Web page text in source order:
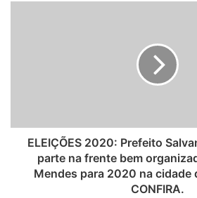
ELEIÇÕES 2020: Prefeito
parte na frente bem
Mendes para 2020 na cidade
CONFIRA.